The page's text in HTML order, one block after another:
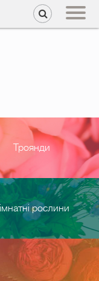
Троянди
рослини